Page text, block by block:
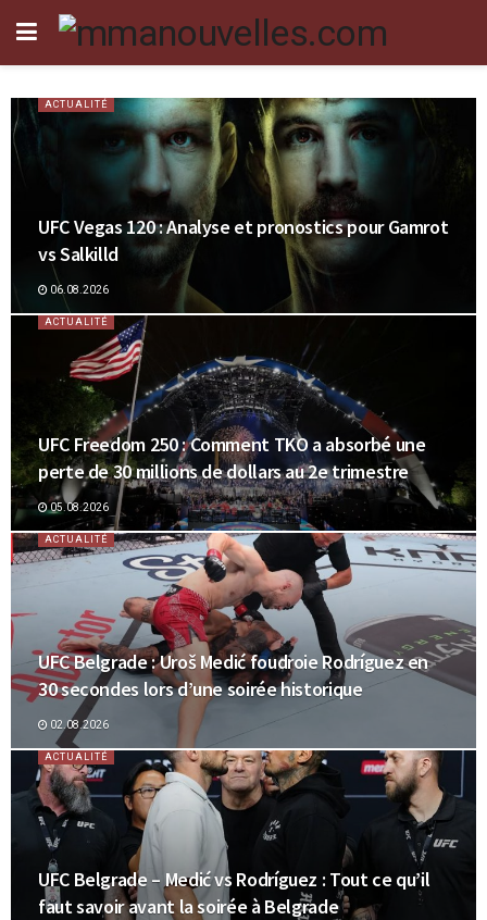
ACTUALITÉ
UFC Vegas 120 : Analyse et pronostics pour Gamrot
vs Salkilld
06.08.2026
ACTUALITÉ
UFC Freedom 250 : Comment TKO a absorbé une
perte de 30 millions de dollars au 2e trimestre
05.08.2026
ACTUALITÉ
UFC Belgrade : Uroš Medić foudroie Rodríguez en
30 secondes lors d’une soirée historique
02.08.2026
ACTUALITÉ
UFC Belgrade – Medić vs Rodríguez : Tout ce qu’il
faut savoir avant la soirée à Belgrade